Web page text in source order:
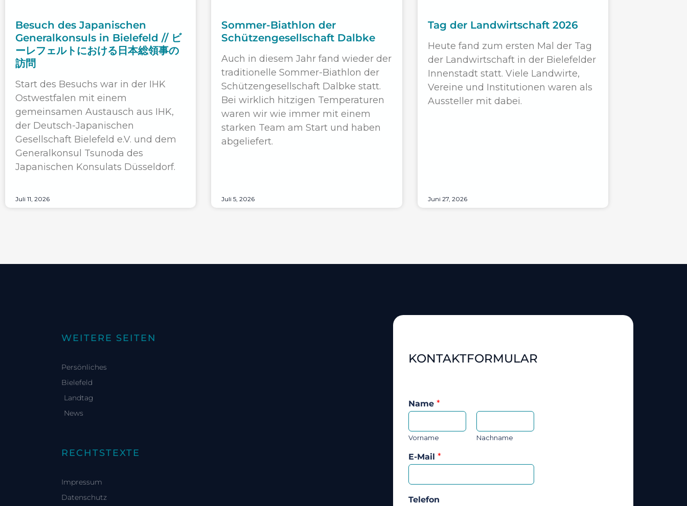
Besuch des Japanischen
Generalkonsuls in Bielefeld // ビ
ーレフェルトにおける日本総領事の
訪問
Start des Besuchs war in der IHK
Ostwestfalen mit einem
gemeinsamen Austausch aus IHK,
der Deutsch-Japanischen
Gesellschaft Bielefeld e.V. und dem
Generalkonsul Tsunoda des
Japanischen Konsulats Düsseldorf.
Juli 11, 2026
Sommer-Biathlon der
Schützengesellschaft Dalbke
Auch in diesem Jahr fand wieder der
traditionelle Sommer-Biathlon der
Schützengesellschaft Dalbke statt.
Bei wirklich hitzigen Temperaturen
waren wir wie immer mit einem
starken Team am Start und haben
abgeliefert.
Juli 5, 2026
Tag der Landwirtschaft 2026
Heute fand zum ersten Mal der Tag
der Landwirtschaft in der Bielefelder
Innenstadt statt. Viele Landwirte,
Vereine und Institutionen waren als
Aussteller mit dabei.
Juni 27, 2026
WEITERE SEITEN
Persönliches
Bielefeld
Landtag
News
RECHTSTEXTE
Impressum
Datenschutz
KONTAKTFORMULAR
Name *
Vorname Nachname
E-Mail *
Telefon